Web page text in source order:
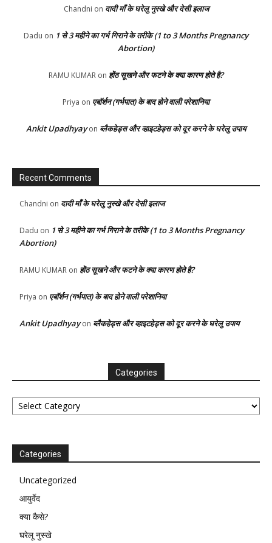
Chandni on दादी माँ के घरेलु नुस्खे और देसी इलाज
Dadu on 1 से 3 महीने का गर्भ गिराने के तरीके (1 to 3 Months Pregnancy
Abortion)
RAMU KUMAR on होंठ सूखने और फटने के क्या कारण होते है?
Priya on एबॉर्शन (गर्भपात) के बाद होने वाली परेशानिया
Ankit Upadhyayon ब्लैकहेड्स और व्हाइटहेड्स को दूर करने के घरेलु उपाय
Recent Comments
Chandni on दादी माँ के घरेलु नुस्खे और देसी इलाज
Dadu on 1 से 3 महीने का गर्भ गिराने के तरीके (1 to 3 Months Pregnancy
Abortion)
RAMU KUMAR on होंठ सूखने और फटने के क्या कारण होते है?
Priya on एबॉर्शन (गर्भपात) के बाद होने वाली परेशानिया
Ankit Upadhyayon ब्लैकहेड्स और व्हाइटहेड्स को दूर करने के घरेलु उपाय
Categories
Categories
Categories
Uncategorized
आयुर्वेद
क्या कैसे?
घरेलू नुस्खे